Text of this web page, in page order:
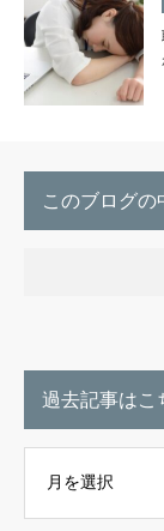
このブログの
過去記事はこ